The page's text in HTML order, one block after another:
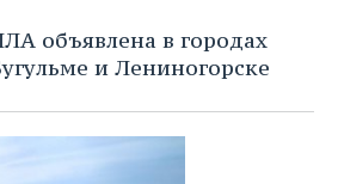
объявлена в городах
и Лениногорске